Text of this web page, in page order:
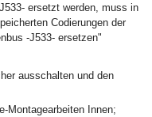
ersetzt werden, muss in
Codierungen der
-J533- ersetzen"
ausschalten und den
Montagearbeiten Innen;